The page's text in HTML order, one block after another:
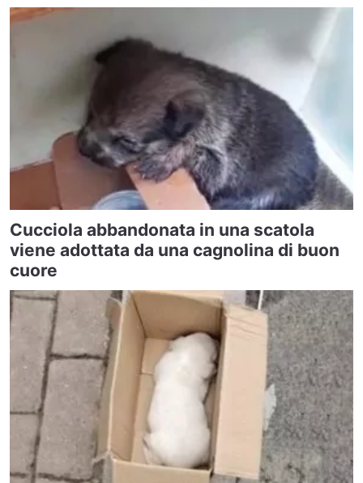
Cucciola abbandonata in una scatola
viene adottata da una cagnolina di buon
cuore